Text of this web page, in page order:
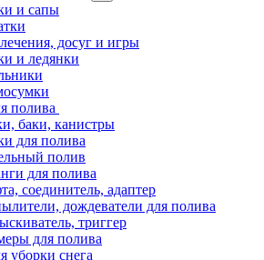
и сапы
досуг и игры
и ледянки
полива
баки, канистры
для полива
полив
для полива
соединитель, адаптер
дождеватели для полива
триггер
для полива
уборки снега